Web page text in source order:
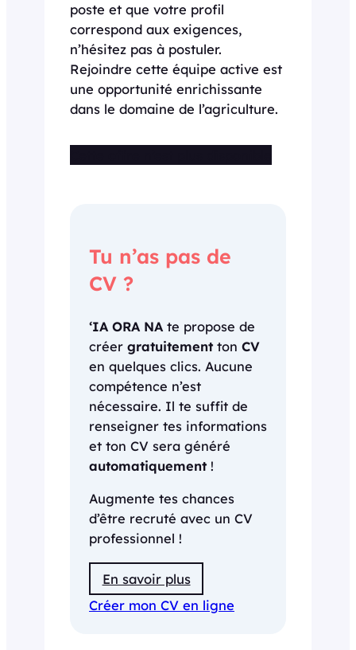
poste et que votre profil
correspond aux exigences,
n’hésitez pas à postuler.
Rejoindre cette équipe active est
une opportunité enrichissante
dans le domaine de l’agriculture.
Tu n’as pas de
CV ?
‘IA ORA NA te propose de
créer gratuitementton CV
en quelques clics. Aucune
compétence n’est
nécessaire. Il te suffit de
renseigner tes informations
et ton CV sera généré
automatiquement!
Augmente tes chances
d’être recruté avec un CV
professionnel !
En savoir plus
Créer mon CV en ligne